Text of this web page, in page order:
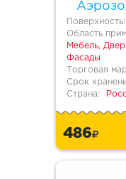
Поверхность:
Область
Мебель,
Фасады
Торговая
Срок
Страна:
486